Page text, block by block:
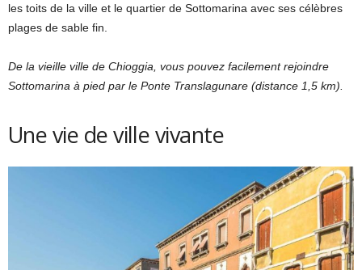
les toits de la ville et le quartier de Sottomarina avec ses célèbres
plages de sable fin.
De la vieille ville de Chioggia, vous pouvez facilement rejoindre
Sottomarina à pied par le Ponte Translagunare (distance 1,5 km).
Une vie de ville vivante